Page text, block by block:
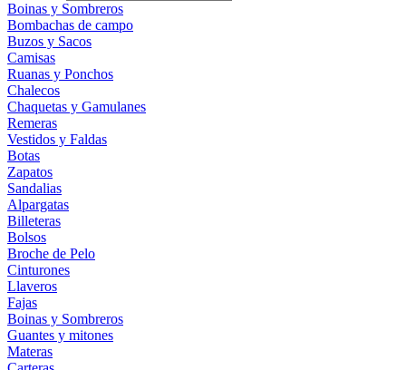
Boinas y Sombreros
Bombachas de campo
Buzos y Sacos
Camisas
Ruanas y Ponchos
Chalecos
Chaquetas y Gamulanes
Remeras
Vestidos y Faldas
Botas
Zapatos
Sandalias
Alpargatas
Billeteras
Bolsos
Broche de Pelo
Cinturones
Llaveros
Fajas
Boinas y Sombreros
Guantes y mitones
Materas